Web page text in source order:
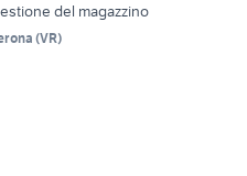
del magazzino
(VR)